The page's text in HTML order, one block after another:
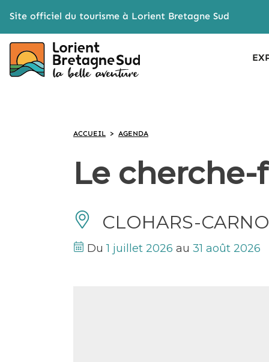
Site officiel du tourisme à Lorient Bretagne Sud
ACCUEIL > AGENDA
Le
CLOHARS-
Du1 juillet 2026 au 31 août 2026